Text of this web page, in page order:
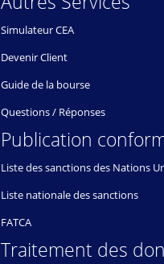
Simulateur CEA
Devenir Client
Guide de la bourse
Questions / Réponses
Publication
Liste des sanctions des Nations
Liste nationale des sanctions
FATCA
Traitement des